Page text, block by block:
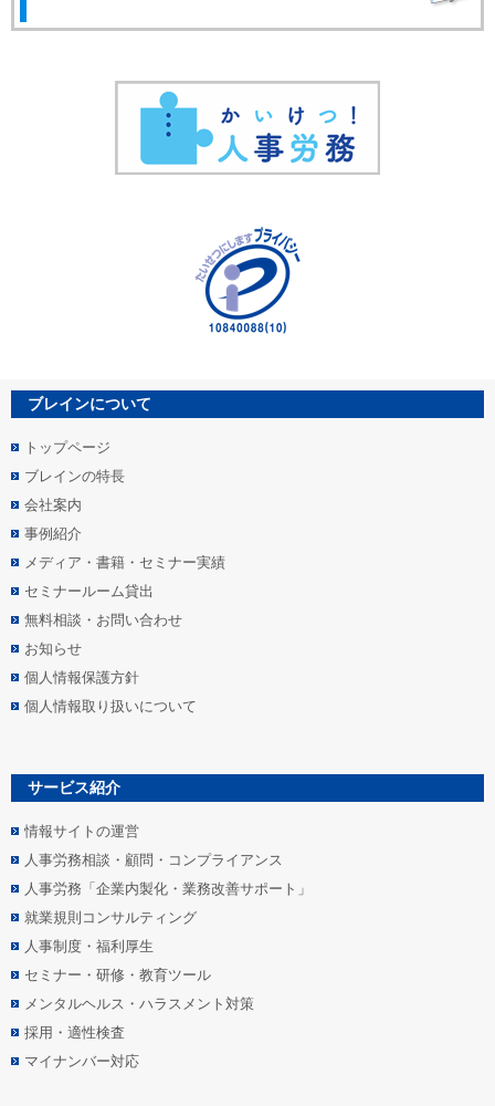
ブレインについて
トップページ
ブレインの特長
会社案内
事例紹介
メディア・書籍・セミナー実績
セミナールーム貸出
無料相談・お問い合わせ
お知らせ
個人情報保護方針
個人情報取り扱いについて
サービス紹介
情報サイトの運営
人事労務相談・顧問・コンプライアンス
人事労務「企業内製化・業務改善サポート」
就業規則コンサルティング
人事制度・福利厚生
セミナー・研修・教育ツール
メンタルヘルス・ハラスメント対策
採用・適性検査
マイナンバー対応